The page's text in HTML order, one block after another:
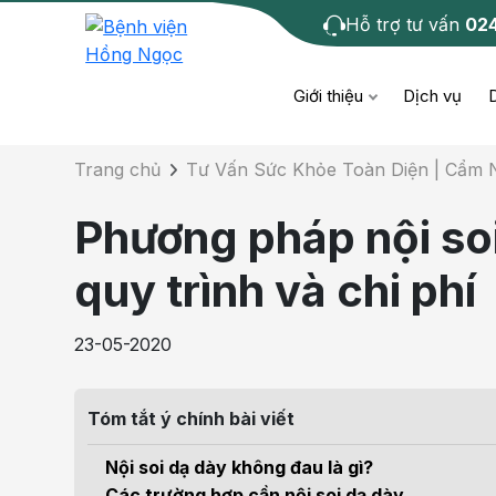
Hỗ trợ tư vấn
Giới thiệu Dịch vụ
Cơ xương khớp
Tầm soát ung thư
Điện quang can thiệp
Chi tiết bài tư
Trang chủ Tư Vấn Sức Khỏe Toàn Diện | Cẩm
Phương pháp nội
quy trình và chi phí
23-05-2020
Tóm tắt ý chính bài viết
Nội soi dạ dày không đau là gì?